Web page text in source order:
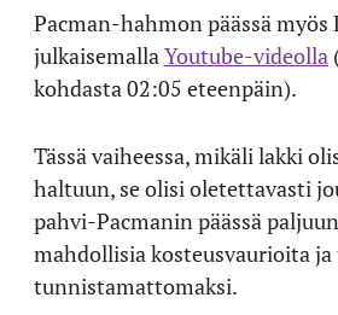
Pacman-hahmon päässä
julkaisemallaYoutube-videolla
kohdasta 02:05 eteenpäin).
Tässä vaiheessa, mikäli lakki
haltuun, se olisi oletettavasti
pahvi-Pacmanin päässä
mahdollisia kosteusvaurioita
tunnistamattomaksi.